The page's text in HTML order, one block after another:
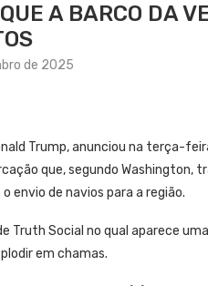
A BARCO DA
de 2025
Trump, anunciou na terça-
que, segundo Washington,
envio de navios para a região.
Truth Social no qual aparece
em chamas.